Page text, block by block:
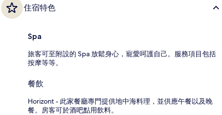
住宿特色
Spa
旅客可至附設的 Spa 放鬆身心，寵愛呵護自己。服務項目包括
按摩等等。
餐飲
Horizont - 此家餐廳專門提供地中海料理，並供應午餐以及晚
餐。房客可於酒吧點用飲料。